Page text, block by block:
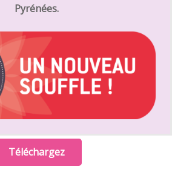
Pyrénées.
Téléchargez